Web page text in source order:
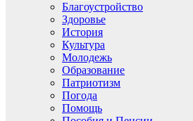
Благоустройство
Здоровье
История
Культура
Молодежь
Образование
Патриотизм
Погода
Помощь